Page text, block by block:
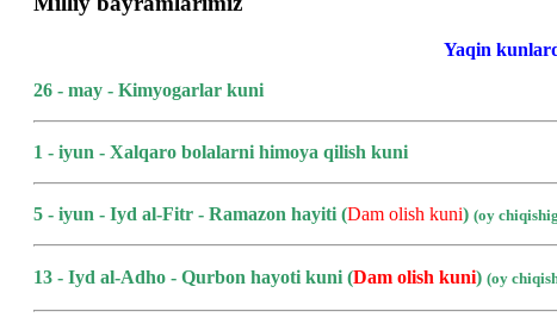
Yaqin
26 - may - Kimyogarlar kuni
1 - iyun - Xalqaro bolalarni himoya qilish kuni
5 - iyun - Iyd al-Fitr - Ramazon hayiti (Dam olish kuni) (oy
13 - Iyd al-Adho - Qurbon hayoti kuni (Dam olish kuni) (oy